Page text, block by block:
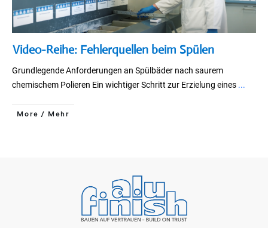
Video-Reihe: Fehlerquellen beim Spülen
Grundlegende Anforderungen an Spülbäder nach saurem
chemischem Polieren Ein wichtiger Schritt zur Erzielung eines ...
More / Mehr